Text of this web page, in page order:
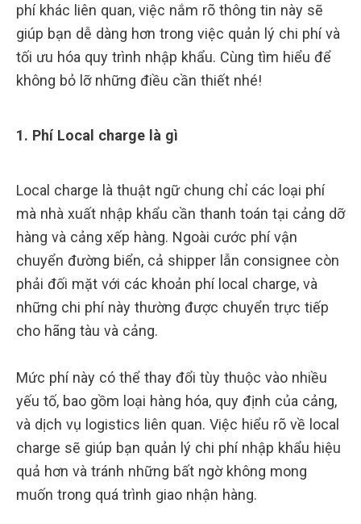
phí khác liên quan, việc nắm rõ thông tin này sẽ
giúp bạn dễ dàng hơn trong việc quản lý chi phí và
tối ưu hóa quy trình nhập khẩu. Cùng tìm hiểu để
không bỏ lỡ những điều cần thiết nhé!
1. Phí Local charge là gì
Local charge là thuật ngữ chung chỉ các loại phí
mà nhà xuất nhập khẩu cần thanh toán tại cảng dỡ
hàng và cảng xếp hàng. Ngoài cước phí vận
chuyển đường biển, cả shipper lẫn consignee còn
phải đối mặt với các khoản phí local charge, và
những chi phí này thường được chuyển trực tiếp
cho hãng tàu và cảng.
Mức phí này có thể thay đổi tùy thuộc vào nhiều
yếu tố, bao gồm loại hàng hóa, quy định của cảng,
và dịch vụ logistics liên quan. Việc hiểu rõ về local
charge sẽ giúp bạn quản lý chi phí nhập khẩu hiệu
quả hơn và tránh những bất ngờ không mong
muốn trong quá trình giao nhận hàng.